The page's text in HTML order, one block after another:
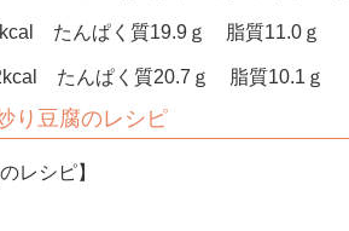
たんぱく質19.9ｇ 脂質11.0ｇ
たんぱく質20.7ｇ 脂質10.1ｇ
り豆腐のレシピ
レシピ】